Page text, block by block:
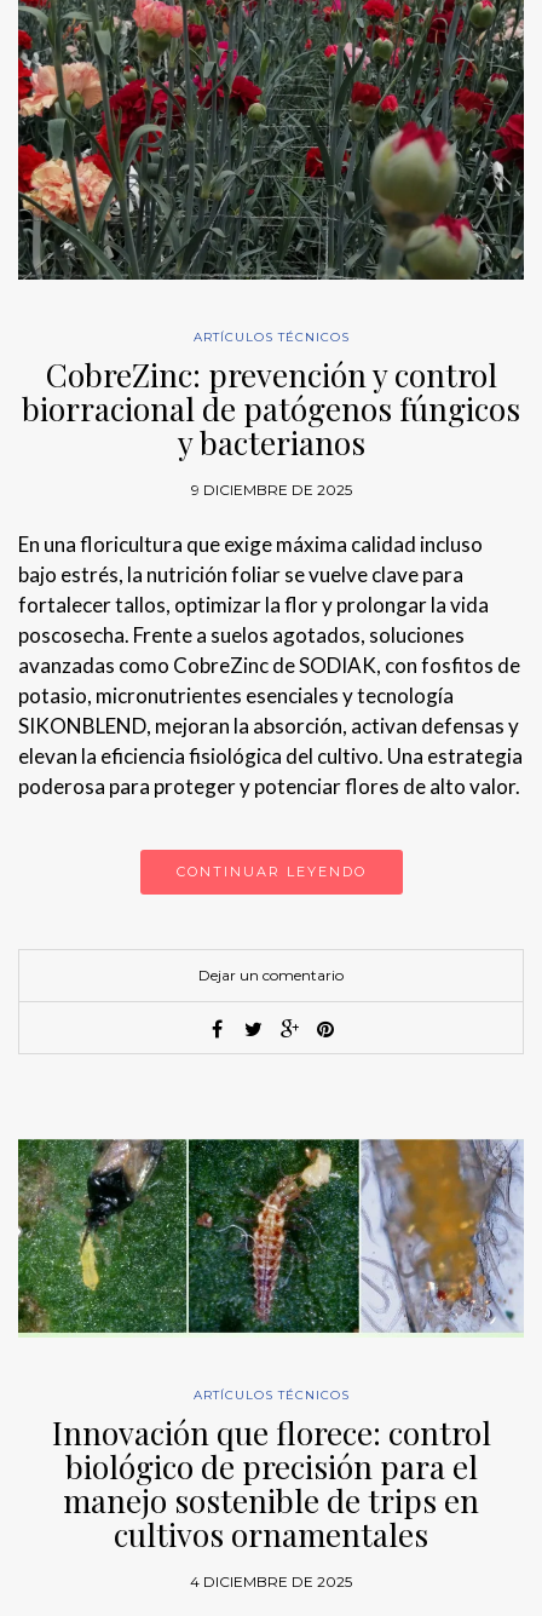
ARTÍCULOS TÉCNICOS
CobreZinc: prevención y control
biorracional de patógenos fúngicos
y bacterianos
9 DICIEMBRE DE 2025
En una floricultura que exige máxima calidad incluso
bajo estrés, la nutrición foliar se vuelve clave para
fortalecer tallos, optimizar la flor y prolongar la vida
poscosecha. Frente a suelos agotados, soluciones
avanzadas como CobreZinc de SODIAK, con fosfitos de
potasio, micronutrientes esenciales y tecnología
SIKONBLEND, mejoran la absorción, activan defensas y
elevan la eficiencia fisiológica del cultivo. Una estrategia
poderosa para proteger y potenciar flores de alto valor.
CONTINUAR LEYENDO
Dejar un comentario
ARTÍCULOS TÉCNICOS
Innovación que florece: control
biológico de precisión para el
manejo sostenible de trips en
cultivos ornamentales
4 DICIEMBRE DE 2025